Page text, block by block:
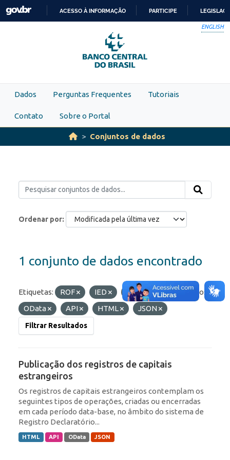
Skip to main content
PARA
O
CONTEÚDO
ACESSO À INFORMAÇÃO PARTICIPE
ENGLISH
Dados Perguntas Frequentes Tutoriais
Contato Sobre o Portal
Conjuntos de dados
Ordenar por
1 conjunto de dados encontrado
Etiquetas: ROF IED Portfólio
Formatos:
OData
API HTML JSON
Filtrar Resultados
Publicação dos registros de capitais
estrangeiros
Os registros de capitais estrangeiros contemplam os
seguintes tipos de operações, criadas ou encerradas
em cada período data-base, no âmbito do sistema de
Registro Declaratório...
HTML API OData JSON